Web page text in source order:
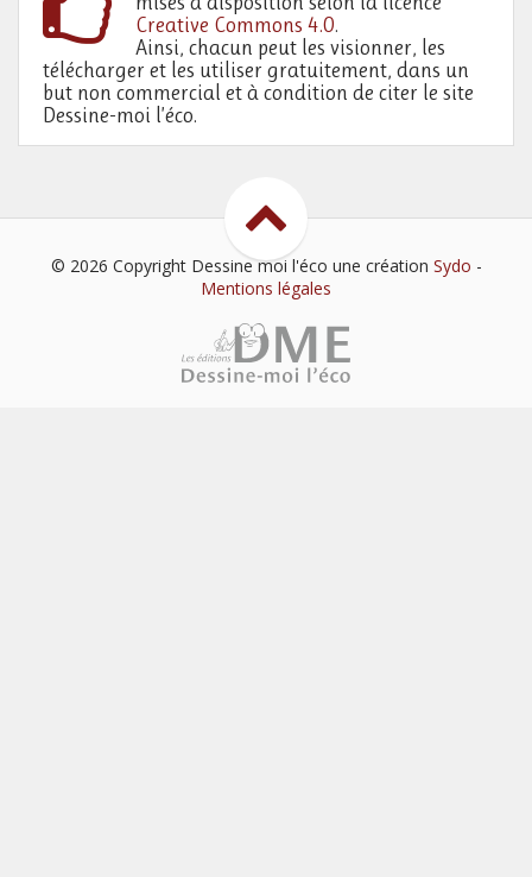
Creative Commons 4.0.
Ainsi, chacun peut les visionner, les
télécharger et les utiliser gratuitement, dans un
but non commercial et à condition de citer le site
Dessine-moi l’éco.
© 2026 Copyright Dessine moi l'éco une création Sydo -
Mentions légales